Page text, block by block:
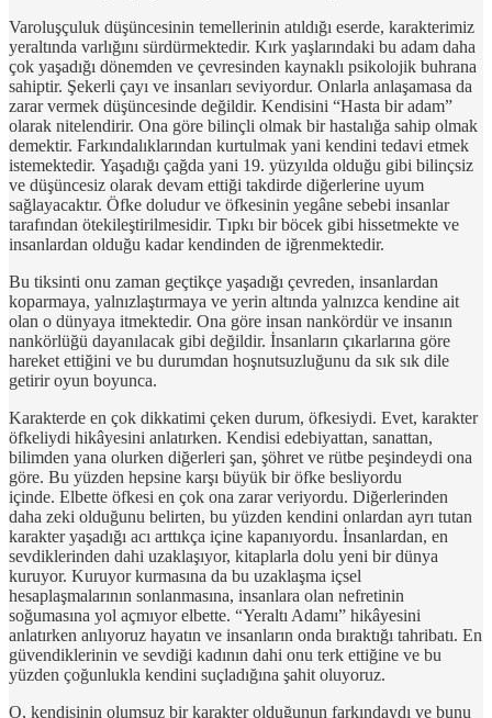
Varoluşçuluk düşüncesinin temellerinin atıldığı eserde, karakterimiz
yeraltında varlığını sürdürmektedir. Kırk yaşlarındaki bu adam daha
çok yaşadığı dönemden ve çevresinden kaynaklı psikolojik buhrana
sahiptir. Şekerli çayı ve insanları seviyordur. Onlarla anlaşamasa da
zarar vermek düşüncesinde değildir. Kendisini “Hasta bir adam”
olarak nitelendirir. Ona göre bilinçli olmak bir hastalığa sahip olmak
demektir. Farkındalıklarından kurtulmak yani kendini tedavi etmek
istemektedir. Yaşadığı çağda yani 19. yüzyılda olduğu gibi bilinçsiz
ve düşüncesiz olarak devam ettiği takdirde diğerlerine uyum
sağlayacaktır. Öfke doludur ve öfkesinin yegâne sebebi insanlar
tarafından ötekileştirilmesidir. Tıpkı bir böcek gibi hissetmekte ve
insanlardan olduğu kadar kendinden de iğrenmektedir.
Bu tiksinti onu zaman geçtikçe yaşadığı çevreden, insanlardan
koparmaya, yalnızlaştırmaya ve yerin altında yalnızca kendine ait
olan o dünyaya itmektedir. Ona göre insan nankördür ve insanın
nankörlüğü dayanılacak gibi değildir. İnsanların çıkarlarına göre
hareket ettiğini ve bu durumdan hoşnutsuzluğunu da sık sık dile
getirir oyun boyunca.
Karakterde en çok dikkatimi çeken durum, öfkesiydi. Evet, karakter
öfkeliydi hikâyesini anlatırken. Kendisi edebiyattan, sanattan,
bilimden yana olurken diğerleri şan, şöhret ve rütbe peşindeydi ona
göre. Bu yüzden hepsine karşı büyük bir öfke besliyordu
içinde. Elbette öfkesi en çok ona zarar veriyordu. Diğerlerinden
daha zeki olduğunu belirten, bu yüzden kendini onlardan ayrı tutan
karakter yaşadığı acı arttıkça içine kapanıyordu. İnsanlardan, en
sevdiklerinden dahi uzaklaşıyor, kitaplarla dolu yeni bir dünya
kuruyor. Kuruyor kurmasına da bu uzaklaşma içsel
hesaplaşmalarının sonlanmasına, insanlara olan nefretinin
soğumasına yol açmıyor elbette. “Yeraltı Adamı” hikâyesini
anlatırken anlıyoruz hayatın ve insanların onda bıraktığı tahribatı. En
güvendiklerinin ve sevdiği kadının dahi onu terk ettiğine ve bu
yüzden çoğunlukla kendini suçladığına şahit oluyoruz.
O, kendisinin olumsuz bir karakter olduğunun farkındaydı ve bunu